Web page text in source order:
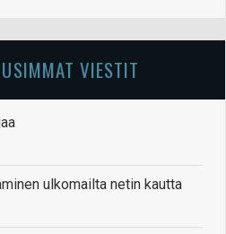
VIESTIT
ulkomailta netin kautta